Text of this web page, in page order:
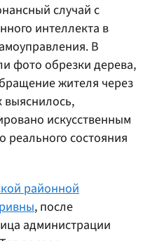
случай с
интеллекта в
В
фото обрезки дерева,
жителя через
выяснилось,
искусственным
реального состояния
районной
, после
администрации